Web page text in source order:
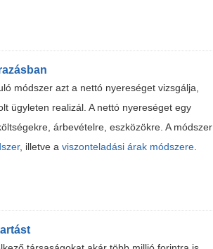
módszer azt a nettó nyereséget vizsgálja,
ügyleten realizál. A nettó nyereséget egy
árbevételre, eszközökre. A módszer
, illetve a viszonteladási árak módszere.